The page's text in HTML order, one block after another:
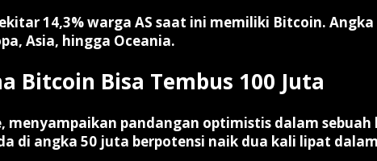
14,3% warga AS saat ini memiliki Bitcoin.
Asia, hingga Oceania.
Bitcoin Bisa Tembus 100 Juta
, menyampaikan pandangan optimistis dalam
di angka 50 juta berpotensi naik dua kali lipat